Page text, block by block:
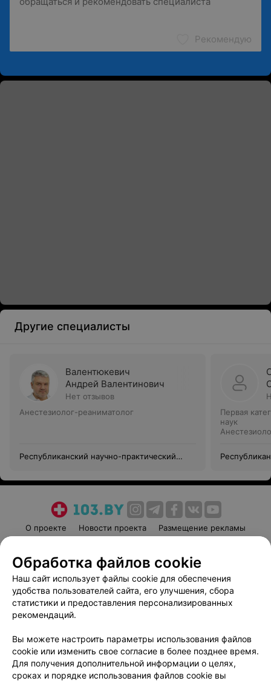
Рекомендую
Другие специалисты
Валентюкевич
Андрей Валентинович
Нет отзывов
Анестезиолог-реаниматолог
Республиканский научно-практический
Первая
наук
О проекте Новости проекта
Размещение рекламы
Пользовательское соглашение
Способы оплаты
Вакансии
Партнеры
Написать руководителю 103.by
Обработка персональных данных
Обработка файлов cookie
Наш сайт использует файлы cookie для обеспечения
удобства пользователей сайта, его улучшения, сбора
статистики и предоставления персонализированных
рекомендаций.
Вы можете настроить параметры использования файлов
cookie или изменить свое согласие в более позднее время.
Для получения дополнительной информации о целях,
сроках и порядке использования файлов cookie вы